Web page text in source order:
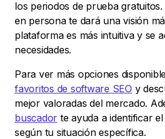
los periodos de prueba
en persona te dará una visión
plataforma es más intuitiva y se
necesidades.
Para ver más opciones
favoritos de software SEO y
mejor valoradas del mercado.
buscador te ayuda a identificar
según tu situación específica.